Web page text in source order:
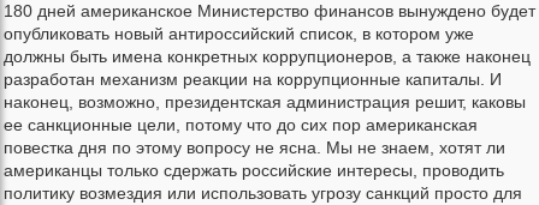
180 дней американское Министерство финансов вынуждено будет
опубликовать новый антироссийский список, в котором уже
должны быть имена конкретных коррупционеров, а также наконец
разработан механизм реакции на коррупционные капиталы. И
наконец, возможно, президентская администрация решит, каковы
ее санкционные цели, потому что до сих пор американская
повестка дня по этому вопросу не ясна. Мы не знаем, хотят ли
американцы только сдержать российские интересы, проводить
политику возмездия или использовать угрозу санкций просто для